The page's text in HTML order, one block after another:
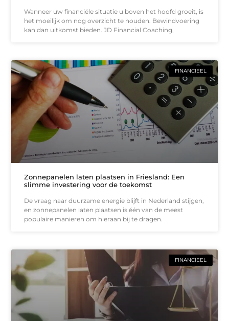
Wanneer uw financiële situatie u boven het hoofd groeit, is
het moeilijk om nog overzicht te houden. Bewindvoering
kan dan uitkomst bieden. JD Financial Coaching,
FINANCIEEL
Zonnepanelen laten plaatsen in Friesland: Een
slimme investering voor de toekomst
De vraag naar duurzame energie blijft in Nederland stijgen,
en zonnepanelen laten plaatsen is één van de meest
populaire manieren om hieraan bij te dragen.
FINANCIEEL